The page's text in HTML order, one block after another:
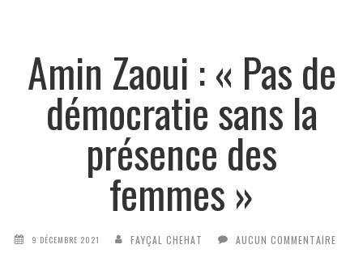
Amin Zaoui : « Pas de
démocratie sans la
présence des
femmes »
9 DÉCEMBRE 2021 FAYÇAL CHEHAT AUCUN COMMENTAIRE